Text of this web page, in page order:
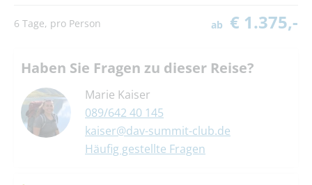
6 Tage, pro Person ab € 1.375,-
Haben Sie Fragen zu dieser Reise?
Marie Kaiser
089/642 40 145
kaiser@dav-summit-club.de
Häufig gestellte Fragen